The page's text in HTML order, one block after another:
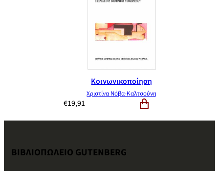
Κοινωνικοποίηση
Χριστίνα Νόβα-Καλτσούνη
€19,91
ΒΙΒΛΙΟΠΩΛΕΙΟ GUTENBERG